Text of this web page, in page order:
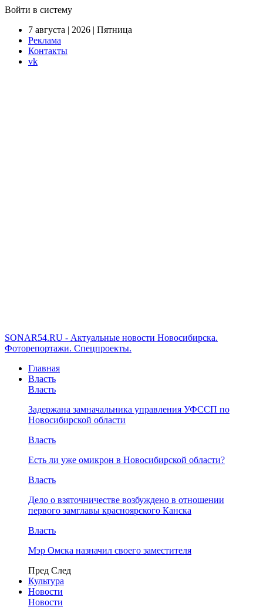
Войти в систему
7 августа | 2026 | Пятница
Реклама
Контакты
vk
SONAR54.RU - Актуальные новости Новосибирска.
Фоторепортажи. Спецпроекты.
Главная
Власть
Власть
Задержана замначальника управления УФССП по
Новосибирской области
Власть
Есть ли уже омикрон в Новосибирской области?
Власть
Дело о взяточничестве возбуждено в отношении
первого замглавы красноярского Канска
Власть
Мэр Омска назначил своего заместителя
Пред След
Культура
Новости
Новости